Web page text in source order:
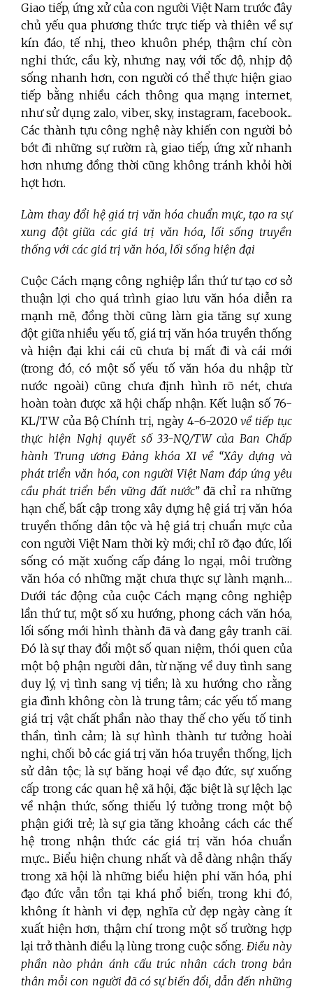
Giao tiếp, ứng xử của con người Việt Nam trước đây
chủ yếu qua phương thức trực tiếp và thiên về sự
kín đáo, tế nhị, theo khuôn phép, thậm chí còn
nghi thức, cầu kỳ, nhưng nay, với tốc độ, nhịp độ
sống nhanh hơn, con người có thể thực hiện giao
tiếp bằng nhiều cách thông qua mạng internet,
như sử dụng zalo, viber, sky, instagram, facebook...
Các thành tựu công nghệ này khiến con người bỏ
bớt đi những sự rườm rà, giao tiếp, ứng xử nhanh
hơn nhưng đồng thời cũng không tránh khỏi hời
hợt hơn.
Làm thay đổi hệ giá trị văn hóa chuẩn mực, tạo ra sự
xung đột giữa các giá trị văn hóa, lối sống truyền
thống với các giá trị văn hóa, lối sống hiện đại
Cuộc Cách mạng công nghiệp lần thứ tư tạo cơ sở
thuận lợi cho quá trình giao lưu văn hóa diễn ra
mạnh mẽ, đồng thời cũng làm gia tăng sự xung
đột giữa nhiều yếu tố, giá trị văn hóa truyền thống
và hiện đại khi cái cũ chưa bị mất đi và cái mới
(trong đó, có một số yếu tố văn hóa du nhập từ
nước ngoài) cũng chưa định hình rõ nét, chưa
hoàn toàn được xã hội chấp nhận. Kết luận số 76-
KL/TW của Bộ Chính trị, ngày 4-6-2020về tiếp tục
thực hiện Nghị quyết số 33-NQ/TW của Ban Chấp
hành Trung ương Đảng khóa XI về “Xây dựng và
phát triển văn hóa, con người Việt Nam đáp ứng yêu
cầu phát triển bền vững đất nước”đã chỉ ra những
hạn chế, bất cập trong xây dựng hệ giá trị văn hóa
truyền thống dân tộc và hệ giá trị chuẩn mực của
con người Việt Nam thời kỳ mới; chỉ rõ đạo đức, lối
sống có mặt xuống cấp đáng lo ngại, môi trường
văn hóa có những mặt chưa thực sự lành mạnh…
Dưới tác động của cuộc Cách mạng công nghiệp
lần thứ tư, một số xu hướng, phong cách văn hóa,
lối sống mới hình thành đã và đang gây tranh cãi.
Đó là sự thay đổi một số quan niệm, thói quen của
một bộ phận người dân, từ nặng về duy tình sang
duy lý, vị tình sang vị tiền; là xu hướng cho rằng
gia đình không còn là trung tâm; các yếu tố mang
giá trị vật chất phần nào thay thế cho yếu tố tinh
thần, tình cảm; là sự hình thành tư tưởng hoài
nghi, chối bỏ các giá trị văn hóa truyền thống, lịch
sử dân tộc; là sự băng hoại về đạo đức, sự xuống
cấp trong các quan hệ xã hội, đặc biệt là sự lệch lạc
về nhận thức, sống thiếu lý tưởng trong một bộ
phận giới trẻ; là sự gia tăng khoảng cách các thế
hệ trong nhận thức các giá trị văn hóa chuẩn
mực... Biểu hiện chung nhất và dễ dàng nhận thấy
trong xã hội là những biểu hiện phi văn hóa, phi
đạo đức vẫn tồn tại khá phổ biến, trong khi đó,
không ít hành vi đẹp, nghĩa cử đẹp ngày càng ít
xuất hiện hơn, thậm chí trong một số trường hợp
lại trở thành điều lạ lùng trong cuộc sống. Điều này
phần nào phản ánh cấu trúc nhân cách trong bản
thân mỗi con người đã có sự biến đổi, dẫn đến những